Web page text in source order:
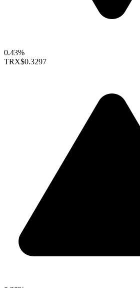
0.43%
TRX$0.3297